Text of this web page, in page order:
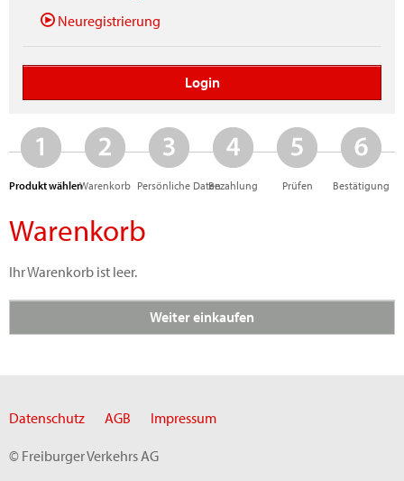
Neuregistrierung
Produkt wählenWarenkorb Persönliche DatenBezahlung Prüfen Bestätigung
Warenkorb
Ihr Warenkorb ist leer.
Weiter einkaufen
Datenschutz AGB Impressum
© Freiburger Verkehrs AG